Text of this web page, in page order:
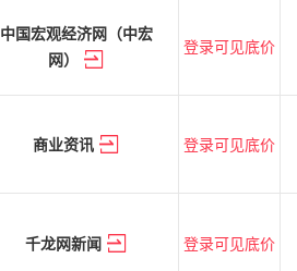
中国宏观经济网（中宏
网）
登录可见底价
商业资讯 登录可见底价
千龙网新闻 登录可见底价